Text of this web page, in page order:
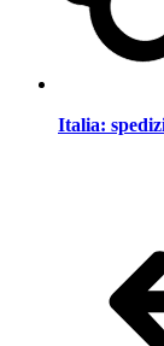
Italia: